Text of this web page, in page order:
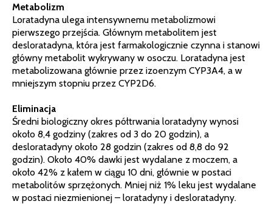
Metabolizm
Loratadyna ulega intensywnemu metabolizmowi
pierwszego przejścia. Głównym metabolitem jest
desloratadyna, która jest farmakologicznie czynna i stanowi
główny metabolit wykrywany w osoczu. Loratadyna jest
metabolizowana głównie przez izoenzym CYP3A4, a w
mniejszym stopniu przez CYP2D6.
Eliminacja
Średni biologiczny okres półtrwania loratadyny wynosi
około 8,4 godziny (zakres od 3 do 20 godzin), a
desloratadyny około 28 godzin (zakres od 8,8 do 92
godzin). Około 40% dawki jest wydalane z moczem, a
około 42% z kałem w ciągu 10 dni, głównie w postaci
metabolitów sprzężonych. Mniej niż 1% leku jest wydalane
w postaci niezmienionej – loratadyny i desloratadyny.